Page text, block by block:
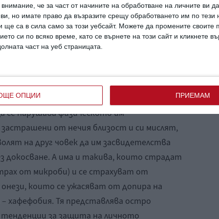
че за част от начините на обработване на личните ви
ви, но имате право да възразите срещу обработването им по тези
ще са в сила само за този уебсайт. Можете да промените своите
си по всяко време, като се върнете на този сайт и кликнете
част на уеб страницата.
ОПЦИИ ПРИЕМАМ
го е грижа за вас, може да ви
и да се изпълните с облекчение и
че толкова дълго сте избягвали
отразява необичайни страхове
се нарушава физическото им
от нечия близост и си мислят,
на друг човек да им засвидетелства
докосване. А има и такива, които страдат
от микроби) и се страхуват от
които се ужасяват от допира на
хафефобия. Тя представлява остро
за защита на личното